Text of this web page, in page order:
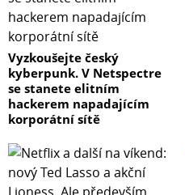
Vyzkoušejte český
kyberpunk. V Netspectre
se stanete elitním
hackerem napadajícím
korporátní sítě